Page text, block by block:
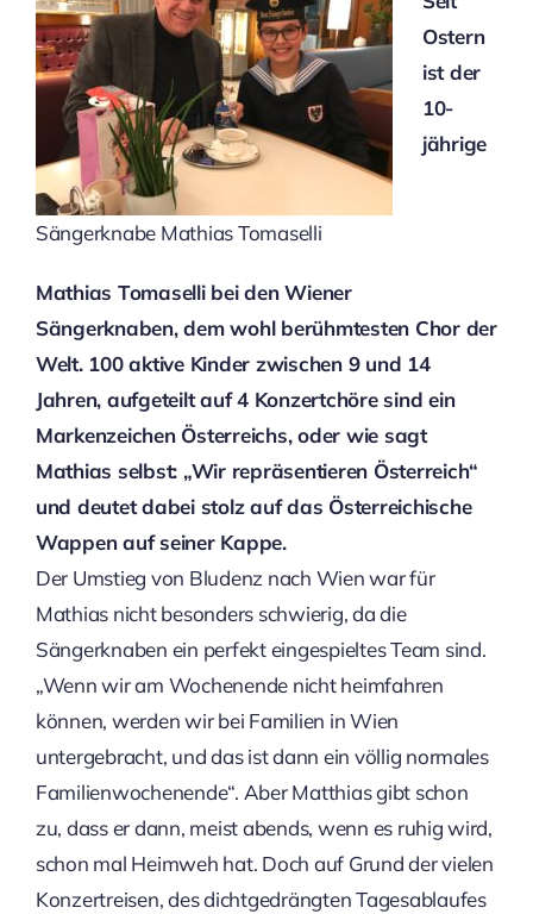
Sängerknabe Mathias Tomaselli
Ostern
ist der
10-
jährige
Mathias Tomaselli bei den Wiener
Sängerknaben, dem wohl berühmtesten Chor der
Welt. 100 aktive Kinder zwischen 9 und 14
Jahren, aufgeteilt auf 4 Konzertchöre sind ein
Markenzeichen Österreichs, oder wie sagt
Mathias selbst: „Wir repräsentieren Österreich“
und deutet dabei stolz auf das Österreichische
Wappen auf seiner Kappe.
Der Umstieg von Bludenz nach Wien war für
Mathias nicht besonders schwierig, da die
Sängerknaben ein perfekt eingespieltes Team sind.
„Wenn wir am Wochenende nicht heimfahren
können, werden wir bei Familien in Wien
untergebracht, und das ist dann ein völlig normales
Familienwochenende“. Aber Matthias gibt schon
zu, dass er dann, meist abends, wenn es ruhig wird,
schon mal Heimweh hat. Doch auf Grund der vielen
Konzertreisen, des dichtgedrängten Tagesablaufes